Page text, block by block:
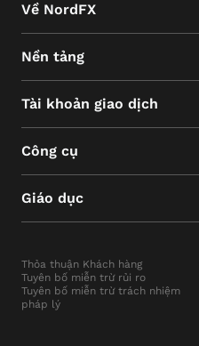
Về NordFX
Nền tảng
Tài khoản giao dịch
Công cụ
Giáo dục
Thỏa thuận Khách hàng
Tuyên bố miễn trừ rủi ro
Tuyên bố miễn trừ trách nhiệm
pháp lý